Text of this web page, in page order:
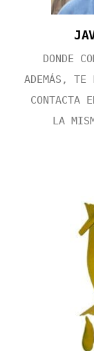
DONDE
ADEMÁS, TE
CONTACTA
LA